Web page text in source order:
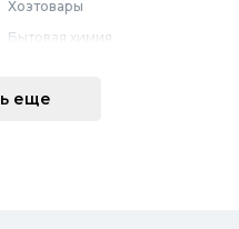
Хозтовары
Бытовая химия
Мебель
еще